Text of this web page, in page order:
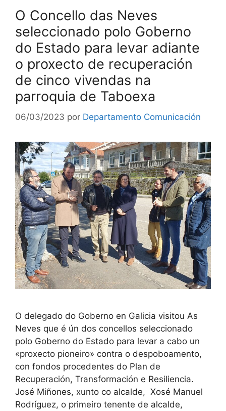
O Concello das Neves
seleccionado polo Goberno
do Estado para levar adiante
o proxecto de recuperación
de cinco vivendas na
parroquia de Taboexa
06/03/2023 por Departamento Comunicación
O delegado do Goberno en Galicia visitou As
Neves que é ún dos concellos seleccionado
polo Goberno do Estado para levar a cabo un
«proxecto pioneiro» contra o despoboamento,
con fondos procedentes do Plan de
Recuperación, Transformación e Resiliencia.
José Miñones, xunto co alcalde, Xosé Manuel
Rodríguez, o primeiro tenente de alcalde,